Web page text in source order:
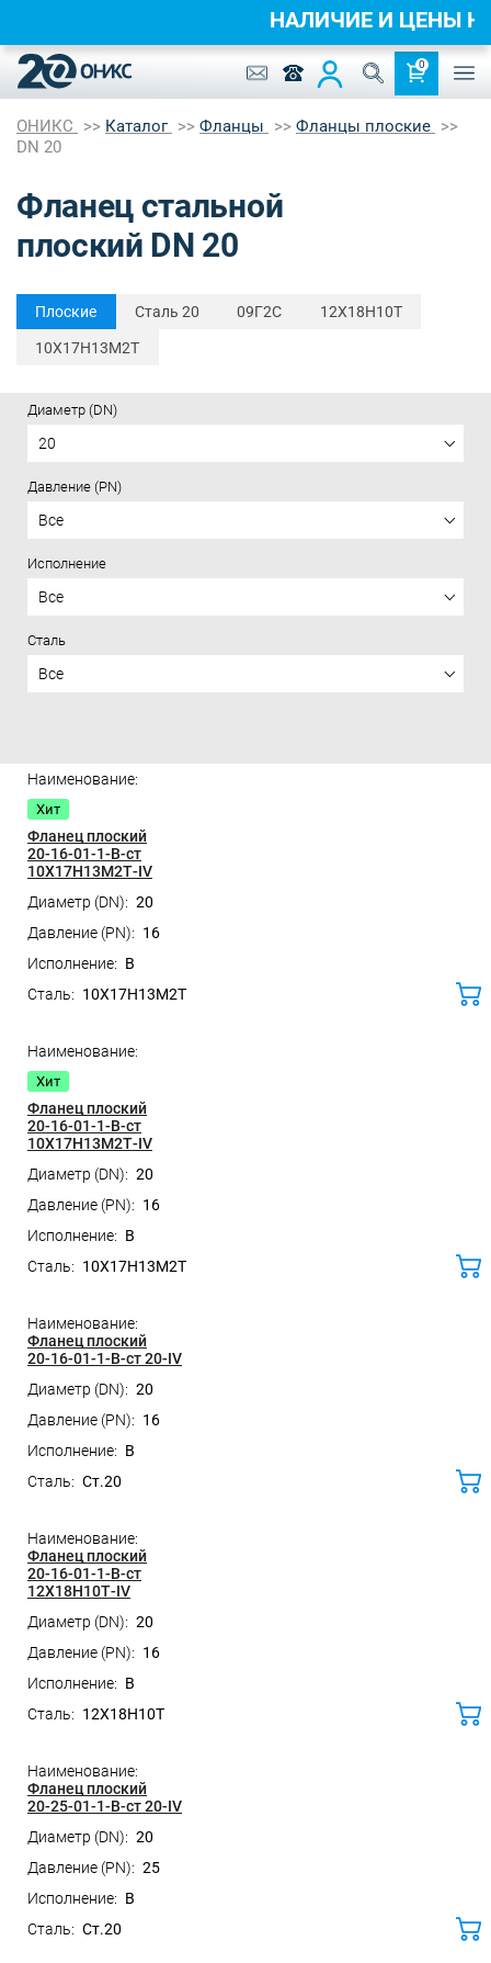
0
ОНИКС Каталог Фланцы
Фланцы плоские
DN 20
Фланец стальной
плоский DN 20
Плоские Cталь 20 09Г2С 12Х18Н10Т
10Х17Н13М2Т
Диаметр (DN)
20
Давление (PN)
Все
Исполнение
Все
Сталь
Все
Хит
Фланец плоский
20-16-01-1-B-ст
10Х17Н13М2Т-IV
20
16
B
10Х17Н13М2Т
Хит
Фланец плоский
20-16-01-1-B-ст
10Х17Н13М2Т-IV
20
16
B
10Х17Н13М2Т
Фланец плоский
20-16-01-1-B-ст 20-IV
20
16
B
Ст.20
Фланец плоский
20-16-01-1-B-ст
12Х18Н10Т-IV
20
16
B
12Х18Н10Т
Фланец плоский
20-25-01-1-B-ст 20-IV
20
25
B
Ст.20
НАЛИЧИЕ И